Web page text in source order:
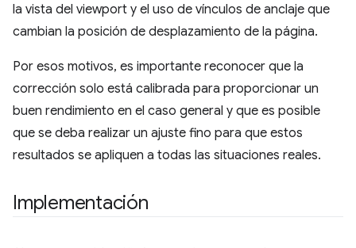
la vista del viewport y el uso de vínculos de anclaje que
cambian la posición de desplazamiento de la página.
Por esos motivos, es importante reconocer que la
corrección solo está calibrada para proporcionar un
buen rendimiento en el caso general y que es posible
que se deba realizar un ajuste fino para que estos
resultados se apliquen a todas las situaciones reales.
Implementación